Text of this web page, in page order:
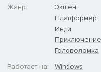
Жанр:
Экшен
Платформер
Инди
Приключение
Головоломка
Работает на:
Windows